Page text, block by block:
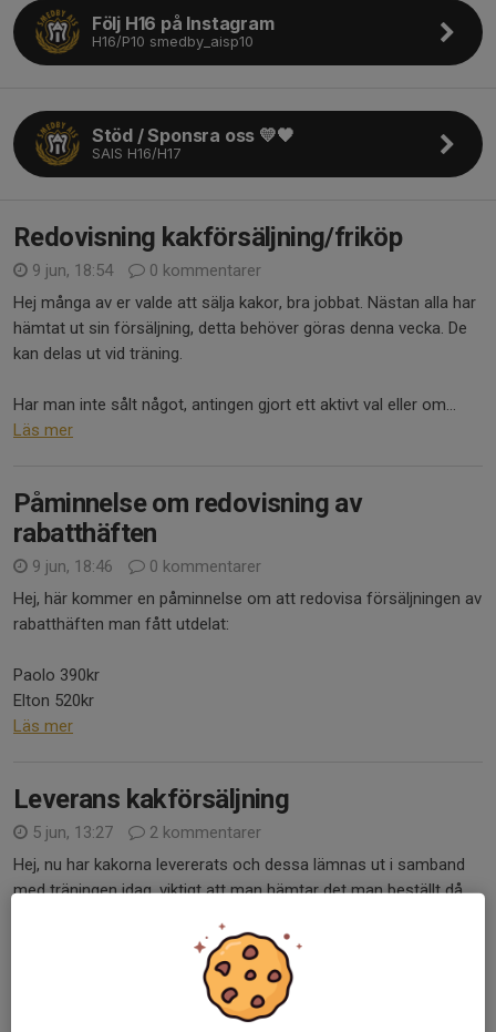
Följ H16 på Instagram
H16/P10 smedby_aisp10
Stöd / Sponsra oss 💛🖤
SAIS H16/H17
Redovisning kakförsäljning/friköp
9 jun, 18:54
0 kommentarer
Hej många av er valde att sälja kakor, bra jobbat. Nästan alla har
hämtat ut sin försäljning, detta behöver göras denna vecka. De
kan delas ut vid träning.
Har man inte sålt något, antingen gjort ett aktivt val eller om...
Läs mer
Påminnelse om redovisning av
rabatthäften
9 jun, 18:46
0 kommentarer
Hej, här kommer en påminnelse om att redovisa försäljningen av
rabatthäften man fått utdelat:
Paolo 390kr
Elton 520kr
Läs mer
Leverans kakförsäljning
5 jun, 13:27
2 kommentarer
Hej, nu har kakorna levererats och dessa lämnas ut i samband
med träningen idag, viktigt att man hämtar det man beställt då
Ny försäljning av kakor